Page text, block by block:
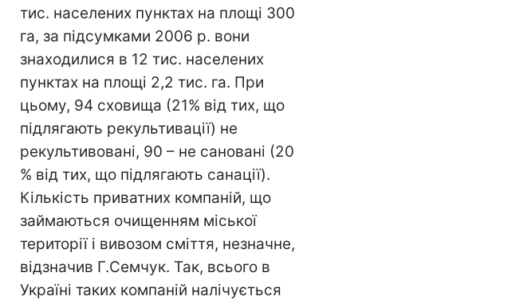
тис. населених пунктах на площі 300
га, за підсумками 2006 р. вони
знаходилися в 12 тис. населених
пунктах на площі 2,2 тис. га. При
цьому, 94 сховища (21% від тих, що
підлягають рекультивації) не
рекультивовані, 90 – не сановані (20
% від тих, що підлягають санації).
Кількість приватних компаній, що
займаються очищенням міської
території і вивозом сміття, незначне,
відзначив Г.Семчук. Так, всього в
Україні таких компаній налічується